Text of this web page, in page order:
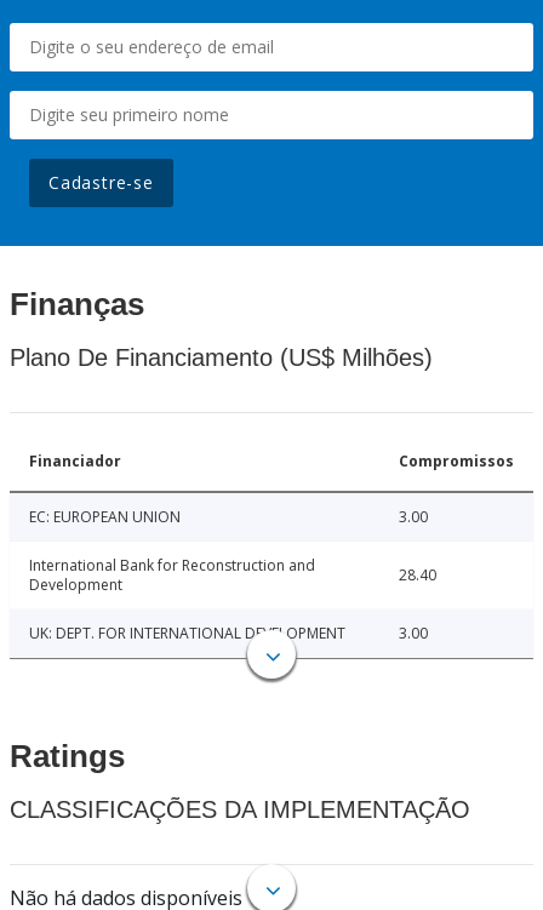
Cadastre-se
Finanças
Plano De Financiamento (US$ Milhões)
Financiador Compromissos
EC: EUROPEAN UNION 3.00
International Bank for Reconstruction and
Development
28.40
UK: DEPT. FOR INTERNATIONAL DEVELOPMENT 3.00
Ratings
CLASSIFICAÇÕES DA IMPLEMENTAÇÃO
Não há dados disponíveis